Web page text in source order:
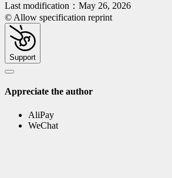
Last modification：May 26, 2026
© Allow specification reprint
Support
Appreciate the author
AliPay
WeChat